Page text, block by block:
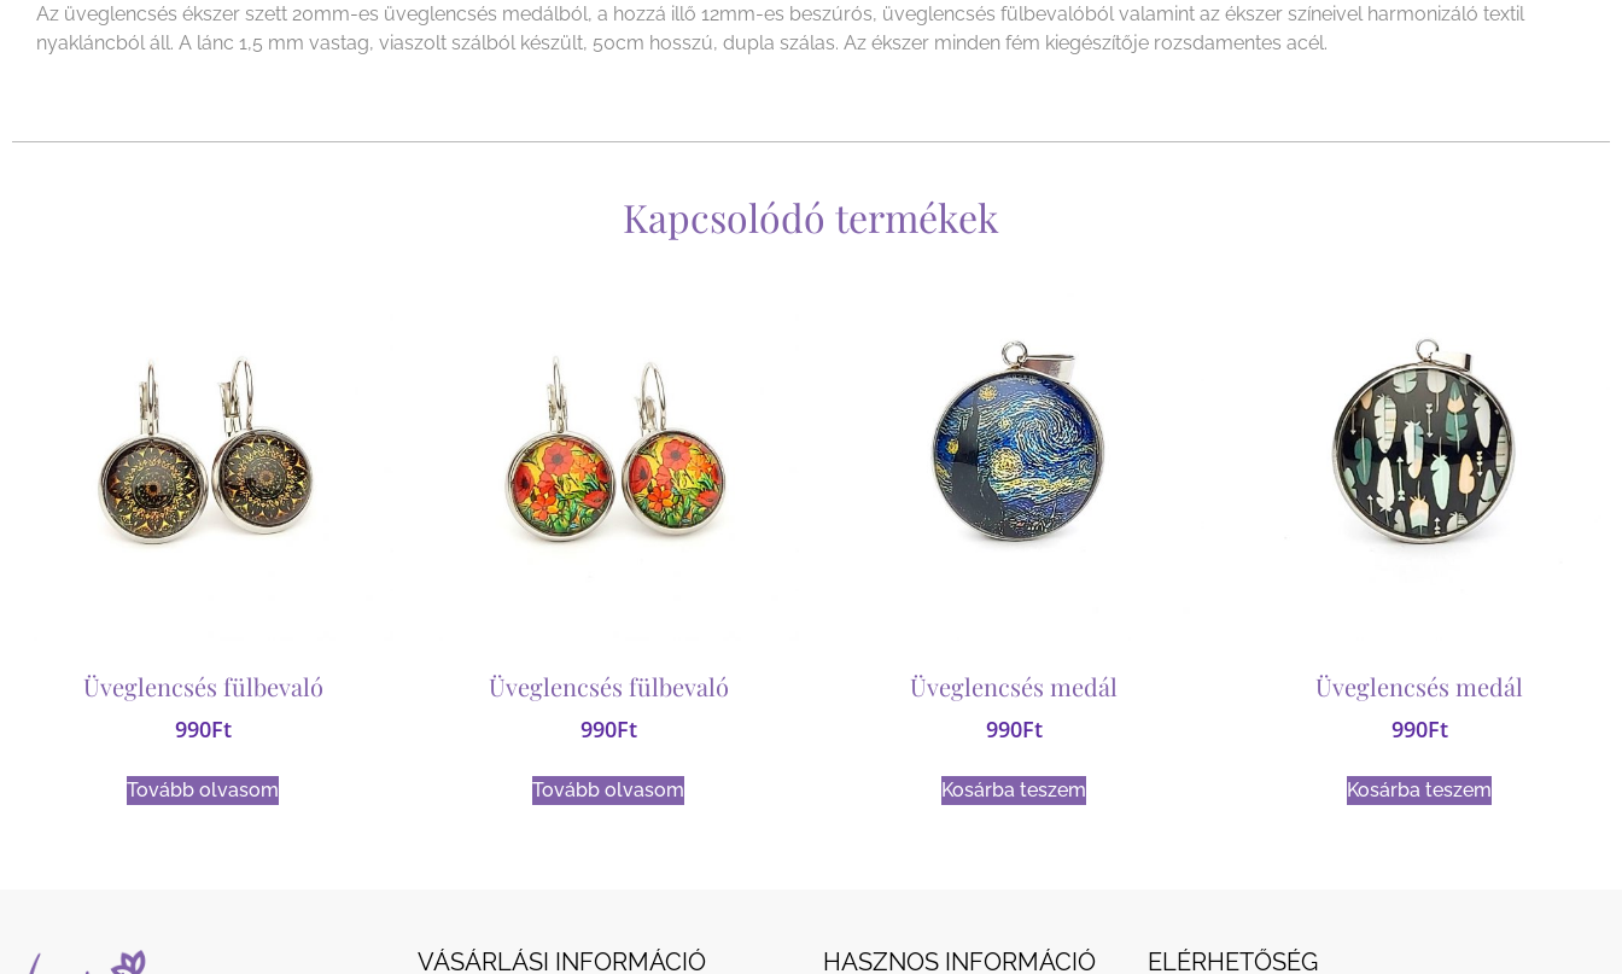
Az üveglencsés ékszer szett 20mm-es üveglencsés medálból, a hozzá illő 12mm-es beszúrós, üveglencsés fülbevalóból valamint az ékszer színeivel harmonizáló textil
nyakláncból áll. A lánc 1,5 mm vastag, viaszolt szálból készült, 50cm hosszú, dupla szálas. Az ékszer minden fém kiegészítője rozsdamentes acél.
Kapcsolódó termékek
Üveglencsés fülbevaló
990Ft
Tovább olvasom
Üveglencsés fülbevaló
990Ft
Tovább olvasom
Üveglencsés medál
990Ft
Kosárba teszem
Üveglencsés medál
990Ft
Kosárba teszem
VÁSÁRLÁSI INFORMÁCIÓ HASZNOS INFORMÁCIÓ ELÉRHETŐSÉG